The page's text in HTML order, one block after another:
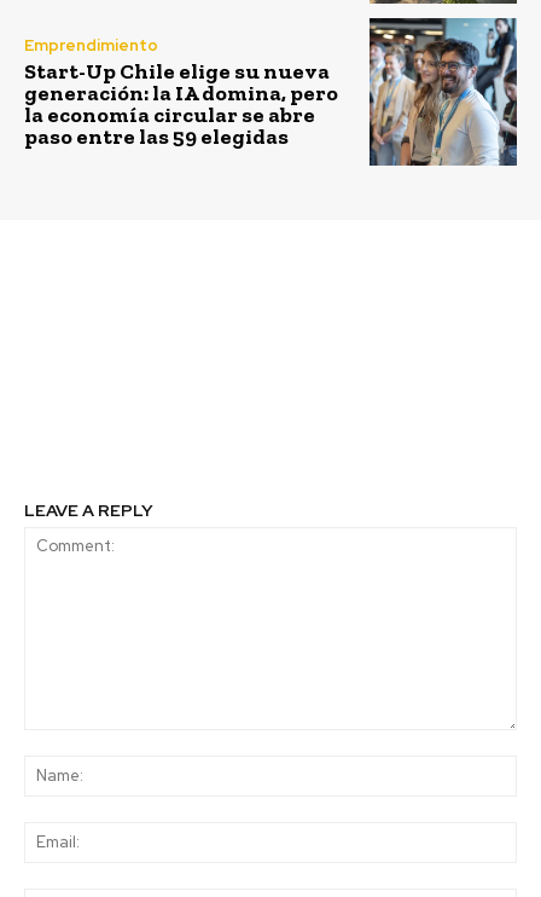
Emprendimiento
Start-Up Chile elige su nueva
generación: la IA domina, pero
la economía circular se abre
paso entre las 59 elegidas
LEAVE A REPLY